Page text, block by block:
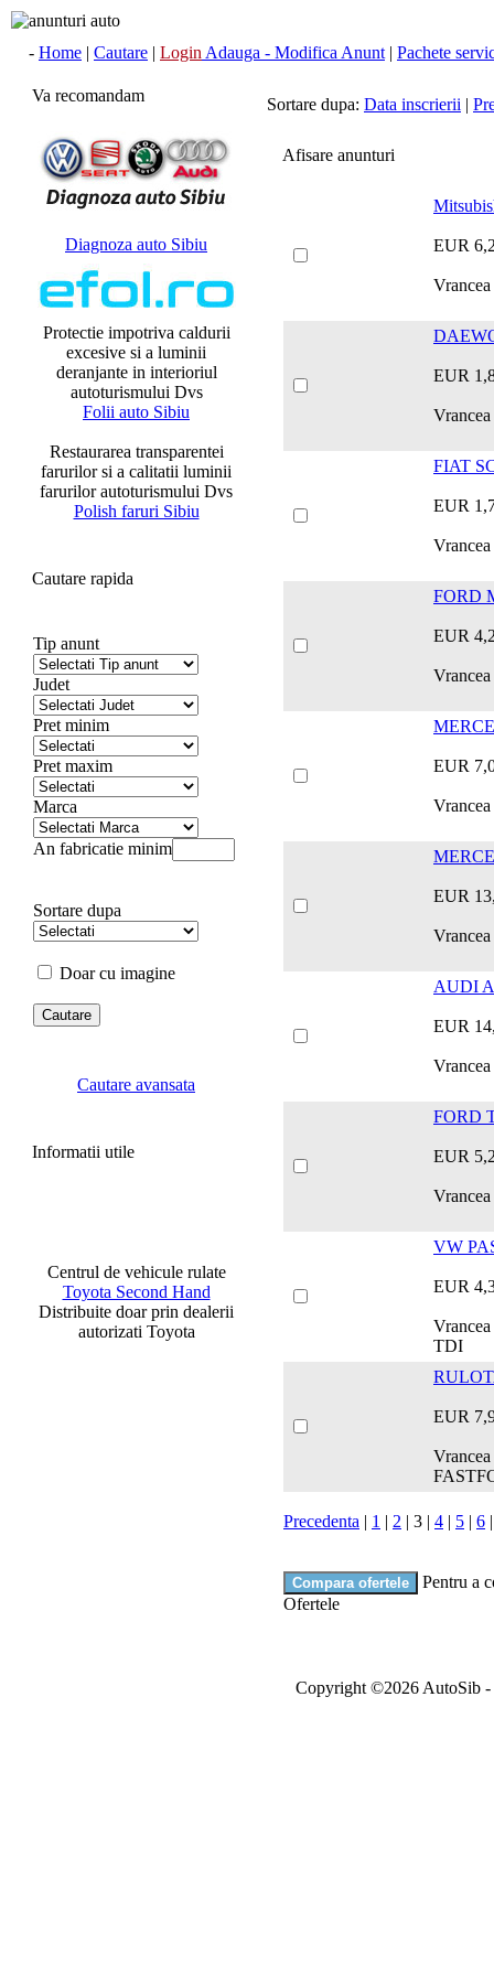
- Home | Cautare | Login Adauga - Modifica Anunt | Pachete
Va recomandam
Diagnoza auto Sibiu
Protectie impotriva caldurii
excesive si a luminii
deranjante in interioriul
autoturismului Dvs
Folii auto Sibiu
Restaurarea transparentei
farurilor si a calitatii luminii
farurilor autoturismului Dvs
Polish faruri Sibiu
Cautare rapida
Tip anunt
Judet
Pret minim
Pret maxim
Marca
An fabricatie minim
Sortare dupa
Doar cu imagine
Cautare avansata
Informatii utile
Centrul de vehicule rulate
Toyota Second Hand
Distribuite doar prin dealerii
autorizati Toyota
Sortare dupa: Data inscrierii |
Afisare anunturi
EUR
EUR
FIAT
EUR
FORD
EUR
EUR
EUR
AUDI
EUR
FORD
EUR
VW
EUR
TDI
EUR
Precedenta | 1 | 2 | 3 | 4 | 5 | 6
Pentru a
Ofertele
Copyright ©2026 AutoSib -